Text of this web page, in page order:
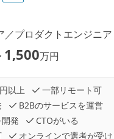
／プロダクトエンジニア
1,500万円
以上
一部リモート可
B2Bのサービスを運営
発
CTOがいる
オンラインで選考が受